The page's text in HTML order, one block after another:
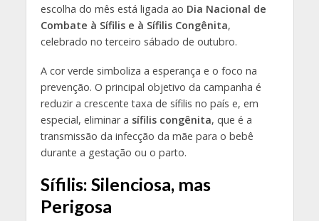
escolha do mês está ligada ao Dia Nacional de
Combate à Sífilis e à Sífilis Congênita,
celebrado no terceiro sábado de outubro.
A cor verde simboliza a esperança e o foco na
prevenção. O principal objetivo da campanha é
reduzir a crescente taxa de sífilis no país e, em
especial, eliminar a sífilis congênita, que é a
transmissão da infecção da mãe para o bebê
durante a gestação ou o parto.
Sífilis: Silenciosa, mas
Perigosa